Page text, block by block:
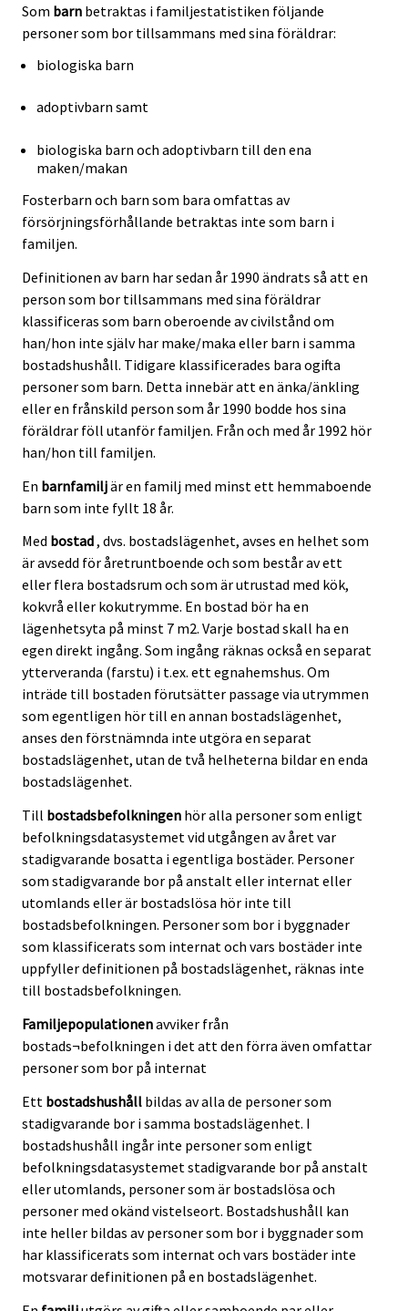
Som barn betraktas i familjestatistiken följande
personer som bor tillsammans med sina föräldrar:
biologiska barn
adoptivbarn samt
biologiska barn och adoptivbarn till den ena
maken/makan
Fosterbarn och barn som bara omfattas av
försörjningsförhållande betraktas inte som barn i
familjen.
Definitionen av barn har sedan år 1990 ändrats så att en
person som bor tillsammans med sina föräldrar
klassificeras som barn oberoende av civilstånd om
han/hon inte själv har make/maka eller barn i samma
bostadshushåll. Tidigare klassificerades bara ogifta
personer som barn. Detta innebär att en änka/änkling
eller en frånskild person som år 1990 bodde hos sina
föräldrar föll utanför familjen. Från och med år 1992 hör
han/hon till familjen.
En barnfamiljär en familj med minst ett hemmaboende
barn som inte fyllt 18 år.
Med bostad, dvs. bostadslägenhet, avses en helhet som
är avsedd för åretruntboende och som består av ett
eller flera bostadsrum och som är utrustad med kök,
kokvrå eller kokutrymme. En bostad bör ha en
lägenhetsyta på minst 7 m2. Varje bostad skall ha en
egen direkt ingång. Som ingång räknas också en separat
ytterveranda (farstu) i t.ex. ett egnahemshus. Om
inträde till bostaden förutsätter passage via utrymmen
som egentligen hör till en annan bostadslägenhet,
anses den förstnämnda inte utgöra en separat
bostadslägenhet, utan de två helheterna bildar en enda
bostadslägenhet.
Till bostadsbefolkningen hör alla personer som enligt
befolkningsdatasystemet vid utgången av året var
stadigvarande bosatta i egentliga bostäder. Personer
som stadigvarande bor på anstalt eller internat eller
utomlands eller är bostadslösa hör inte till
bostadsbefolkningen. Personer som bor i byggnader
som klassificerats som internat och vars bostäder inte
uppfyller definitionen på bostadslägenhet, räknas inte
till bostadsbefolkningen.
Familjepopulationenavviker från
bostads¬befolkningen i det att den förra även omfattar
personer som bor på internat
Ett bostadshushåll bildas av alla de personer som
stadigvarande bor i samma bostadslägenhet. I
bostadshushåll ingår inte personer som enligt
befolkningsdatasystemet stadigvarande bor på anstalt
eller utomlands, personer som är bostadslösa och
personer med okänd vistelseort. Bostadshushåll kan
inte heller bildas av personer som bor i byggnader som
har klassificerats som internat och vars bostäder inte
motsvarar definitionen på en bostadslägenhet.